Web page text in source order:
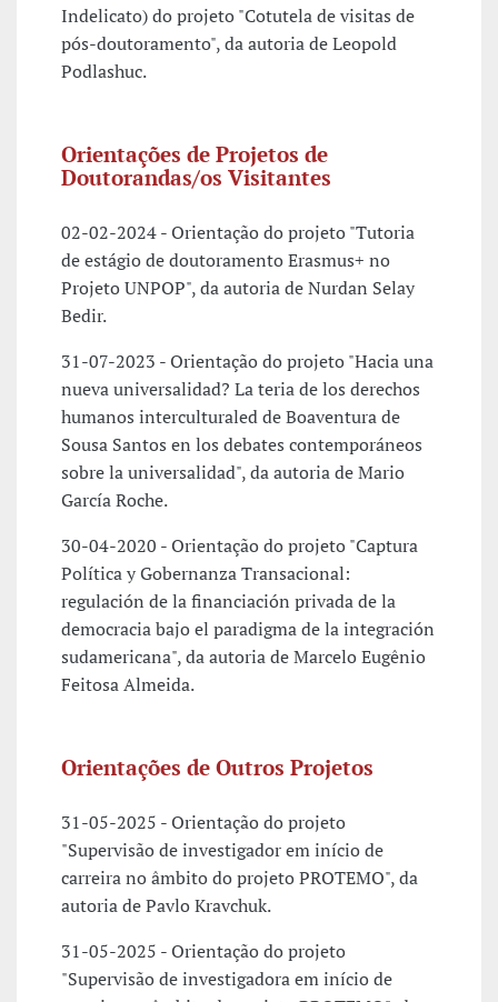
Indelicato) do projeto "Cotutela de visitas de
pós-doutoramento", da autoria de Leopold
Podlashuc.
Orientações de Projetos de
Doutorandas/os Visitantes
02-02-2024 - Orientação do projeto "Tutoria
de estágio de doutoramento Erasmus+ no
Projeto UNPOP", da autoria de Nurdan Selay
Bedir.
31-07-2023 - Orientação do projeto "Hacia una
nueva universalidad? La teria de los derechos
humanos interculturaled de Boaventura de
Sousa Santos en los debates contemporáneos
sobre la universalidad", da autoria de Mario
García Roche.
30-04-2020 - Orientação do projeto "Captura
Política y Gobernanza Transacional:
regulación de la financiación privada de la
democracia bajo el paradigma de la integración
sudamericana", da autoria de Marcelo Eugênio
Feitosa Almeida.
Orientações de Outros Projetos
31-05-2025 - Orientação do projeto
"Supervisão de investigador em início de
carreira no âmbito do projeto PROTEMO", da
autoria de Pavlo Kravchuk.
31-05-2025 - Orientação do projeto
"Supervisão de investigadora em início de